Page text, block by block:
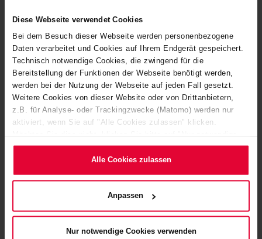
Diese Webseite verwendet Cookies
Bei dem Besuch dieser Webseite werden personenbezogene
Daten verarbeitet und Cookies auf Ihrem Endgerät gespeichert.
Technisch notwendige Cookies, die zwingend für die
Bereitstellung der Funktionen der Webseite benötigt werden,
werden bei der Nutzung der Webseite auf jeden Fall gesetzt.
Weitere Cookies von dieser Website oder von Drittanbietern,
z.B. für Analyse- oder Trackingzwecke (Matomo) werden nur
aktiviert, wenn Sie auf "Alle Cookies zulassen" klicken.
Cookies verwenden". Mehr dazu (einschließlich der Möglichkeit,
die Einwilligungserklärung zu ändern oder zu widerrufen)
Website) bzw. derDatenschutzerklärung.
Alle Cookies zulassen
Anpassen
Nur notwendige Cookies verwenden
Kontakt
STEULER-KCH GmbH
Berggarten 1
56427 Siershahn
+49 2623 600-0
+49 2623 600-513
info@steuler-kch.com